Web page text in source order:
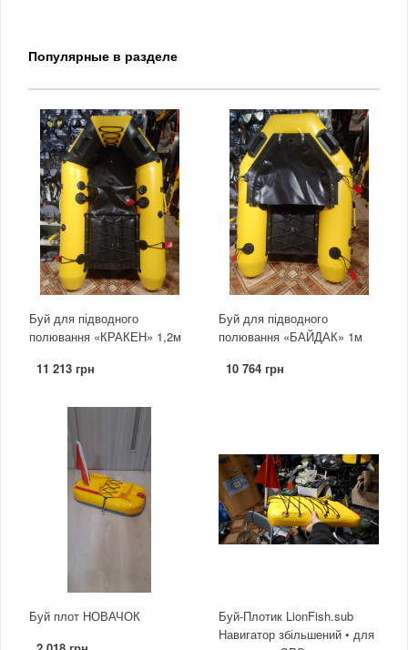
Популярные в разделе
Буй для підводного
полювання «КРАКЕН» 1,2м
11 213 грн
Буй для підводного
полювання «БАЙДАК» 1м
10 764 грн
Буй плот НОВАЧОК
Буй-Плотик LionFish.sub
Навигатор збільшений • для